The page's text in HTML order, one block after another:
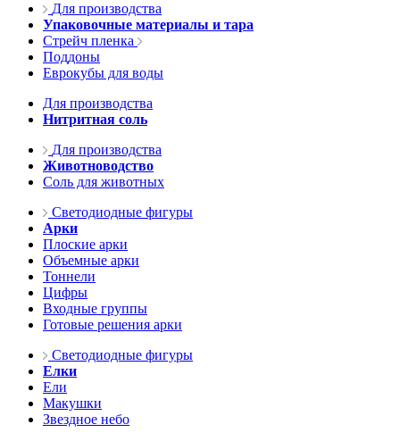
Для производства
Упаковочные материалы и тара
Стрейч пленка
Поддоны
Еврокубы для воды
Для производства
Нитритная соль
Для производства
Животноводство
Соль для животных
Светодиодные фигуры
Арки
Плоские арки
Объемные арки
Тоннели
Цифры
Входные группы
Готовые решения арки
Светодиодные фигуры
Елки
Ели
Макушки
Звездное небо